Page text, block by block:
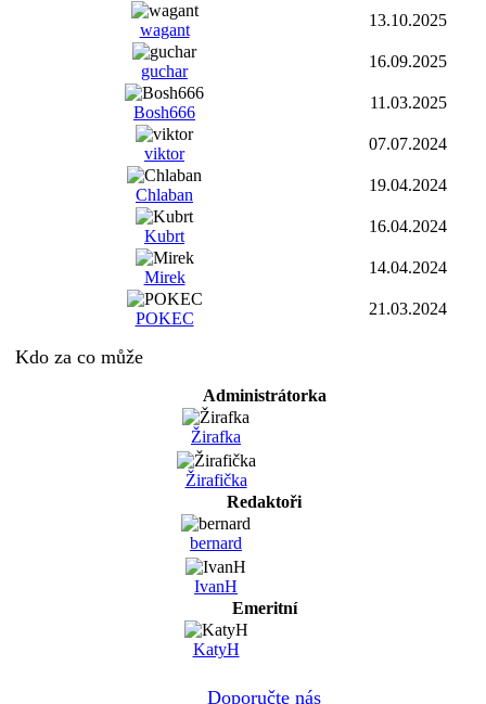
wagant
13.10.2025
guchar
16.09.2025
Bosh666
11.03.2025
viktor
07.07.2024
Chlaban
19.04.2024
Kubrt
16.04.2024
Mirek
14.04.2024
POKEC
21.03.2024
Kdo za co může
Administrátorka
Žirafka
Žirafička
Redaktoři
bernard
IvanH
Emeritní
KatyH
Doporučte nás